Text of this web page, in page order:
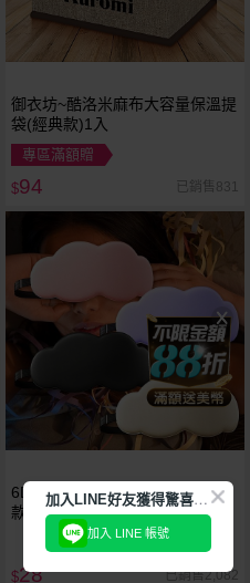
御衣坊~酷洛米麻布大容量保溫提
袋(經典款)1入
專區滿額贈
$94 已銷售831
6D立體雲朵遮光減壓眼罩(1入)
款式可選
$28 已銷售2,082
加
入LINE好友獲得驚喜折扣!
加入 LINE 帳號